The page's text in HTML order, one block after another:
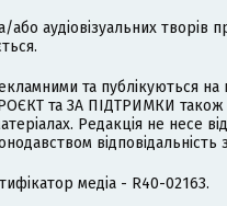
аудіовізуальних
та публікуються на
та ЗА ПІДТРИМКИ
Редакція не несе
медіа - R40-02163.